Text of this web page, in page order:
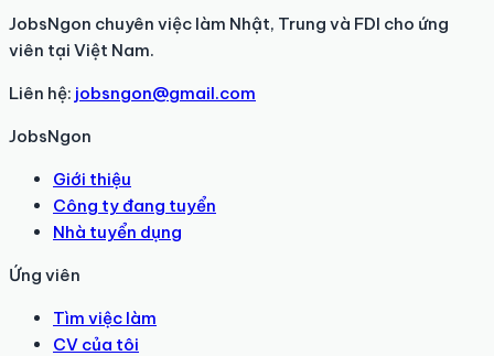
JobsNgon chuyên việc làm Nhật, Trung và FDI cho ứng
viên tại Việt Nam.
Liên hệ: jobsngon@gmail.com
JobsNgon
Giới thiệu
Công ty đang tuyển
Nhà tuyển dụng
Ứng viên
Tìm việc làm
CV của tôi